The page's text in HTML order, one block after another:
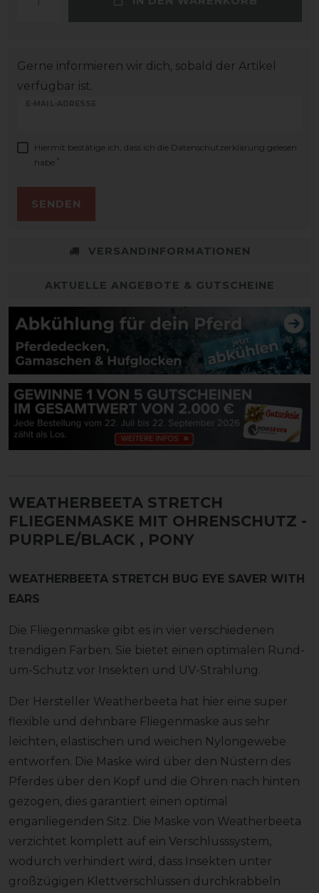
Gerne informieren wir dich, sobald der Artikel
verfügbar ist.
E-MAIL-ADRESSE
Hiermit bestätige ich, dass ich die Daten­schutz­erklärung gelesen
habe. *
SENDEN
VERSANDINFORMATIONEN
AKTUELLE ANGEBOTE & GUTSCHEINE
WEATHERBEETA STRETCH
FLIEGENMASKE MIT OHRENSCHUTZ -
PURPLE/BLACK , PONY
WEATHERBEETA STRETCH BUG EYE SAVER WITH
EARS
Die Fliegenmaske gibt es in vier verschiedenen
trendigen Farben. Sie bietet einen optimalen Rund-
um-Schutz vor Insekten und UV-Strahlung.
Der Hersteller Weatherbeeta hat hier eine super
flexible und dehnbare Fliegenmaske aus sehr
leichten, elastischen und weichen Nylongewebe
entworfen. Die Maske wird über den Nüstern des
Pferdes über den Kopf und die Ohren nach hinten
gezogen, dies garantiert einen optimal
enganliegenden Sitz. Die Maske von Weatherbeeta
verzichtet komplett auf ein Verschlusssystem,
wodurch verhindert wird, dass Insekten unter
großzügigen Klettverschlüssen durchkrabbeln